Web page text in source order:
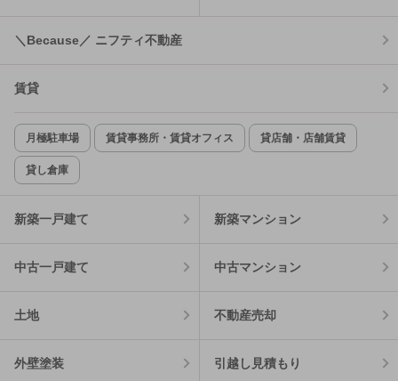
＼Because／ ニフティ不動産
賃貸
月極駐車場 賃貸事務所・賃貸オフィス 貸店舗・店舗賃貸
貸し倉庫
新築一戸建て 新築マンション
中古一戸建て 中古マンション
土地 不動産売却
外壁塗装 引越し見積もり